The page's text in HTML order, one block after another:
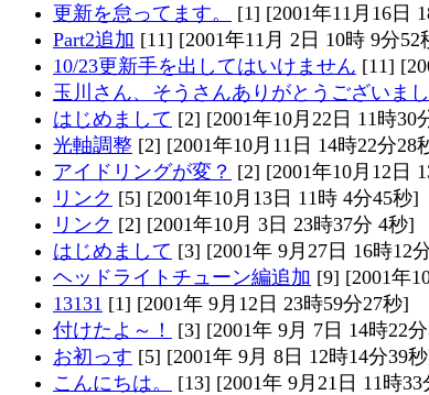
更新を怠ってます。
[1] [2001年11月16日
Part2追加 [11] [2001年11月 2日 10時 9分52
10/23更新手を出してはいけません [11]
玉川さん、そうさんありがとうございま
はじめまして [2] [2001年10月22日 11時30
光軸調整 [2] [2001年10月11日 14時22分28
アイドリングが変？ [2] [2001年10月12日
リンク [5] [2001年10月13日 11時 4分45秒]
リンク [2] [2001年10月 3日 23時37分 4秒]
はじめまして [3] [2001年 9月27日 16時12
ヘッドライトチューン編追加 [9] [2001年
13131 [1] [2001年 9月12日 23時59分27秒]
付けたよ～！
[3] [2001年 9月 7日 14時22
お初っす [5] [2001年 9月 8日 12時14分39
こんにちは。
[13] [2001年 9月21日 11時33